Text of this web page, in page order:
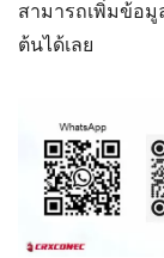
สามารถเพิ่มข้อมู
ต้นได้เลย